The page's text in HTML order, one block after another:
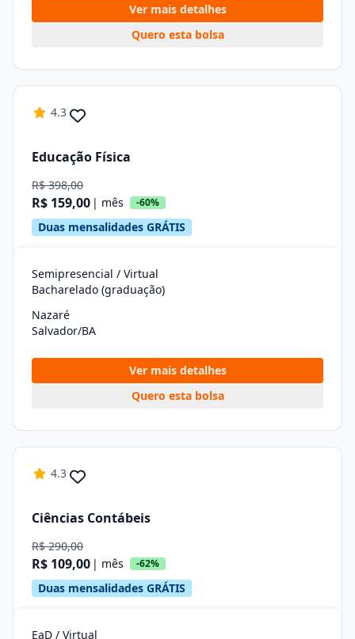
Ver mais detalhes
Quero esta bolsa
4.3
Educação Física
R$ 398,00
R$ 159,00 | mês -60%
Duas mensalidades GRÁTIS
Semipresencial / Virtual
Bacharelado (graduação)
Nazaré
Salvador/BA
Ver mais detalhes
Quero esta bolsa
4.3
Ciências Contábeis
R$ 290,00
R$ 109,00 | mês -62%
Duas mensalidades GRÁTIS
EaD / Virtual